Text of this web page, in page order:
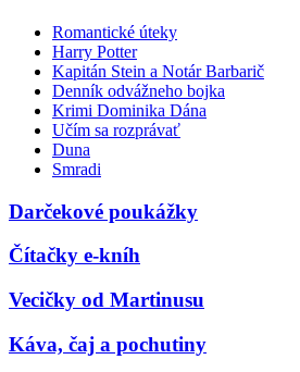
Romantické úteky
Harry Potter
Kapitán Stein a Notár Barbarič
Denník odvážneho bojka
Krimi Dominika Dána
Učím sa rozprávať
Duna
Smradi
Darčekové poukážky
Čítačky e-kníh
Vecičky od Martinusu
Káva, čaj a pochutiny